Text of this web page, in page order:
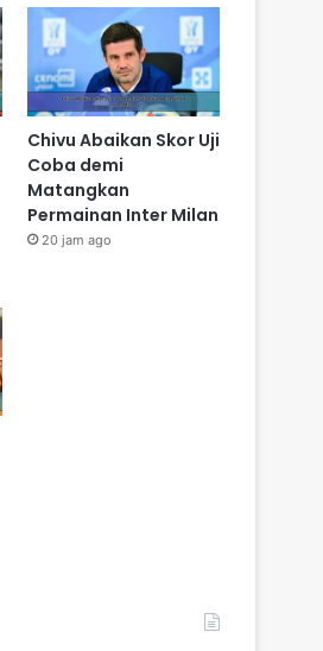
Chivu Abaikan Skor Uji
Coba demi
Matangkan
Permainan Inter Milan
20 jam ago